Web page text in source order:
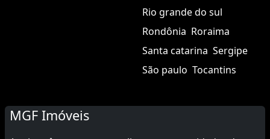
Rio grande do sul
Rondônia Roraima
Santa catarina Sergipe
São paulo Tocantins
MGF Imóveis